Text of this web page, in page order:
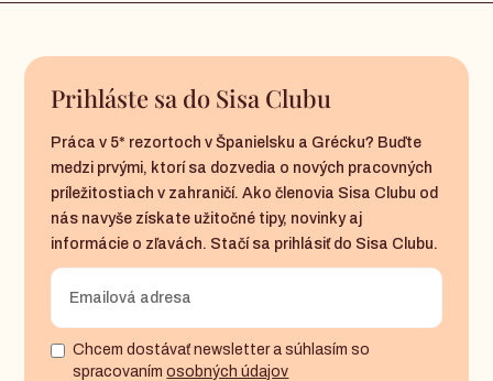
Prihláste sa do Sisa Clubu
Práca v 5* rezortoch v Španielsku a Grécku? Buďte
medzi prvými, ktorí sa dozvedia o nových pracovných
príležitostiach v zahraničí. Ako členovia Sisa Clubu od
nás navyše získate užitočné tipy, novinky aj
informácie o zľavách. Stačí sa prihlásiť do Sisa Clubu.
Chcem dostávať newsletter a súhlasím so
spracovanímosobných údajov